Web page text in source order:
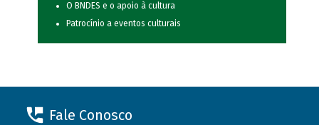
O BNDES e o apoio à cultura
Patrocínio a eventos culturais
Fale Conosco